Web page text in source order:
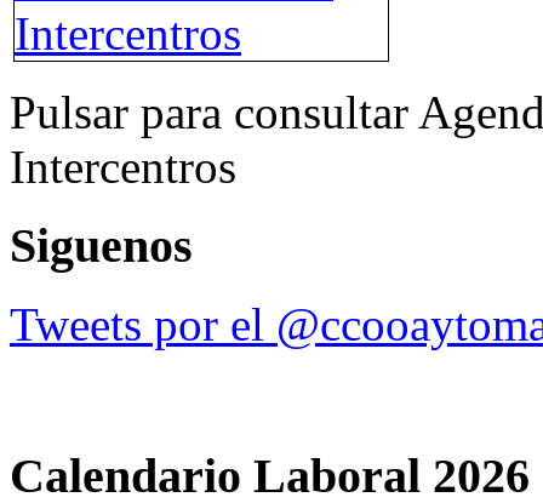
Pulsar para consultar
Intercentros
Siguenos
Tweets por el
Calendario Laboral 2026